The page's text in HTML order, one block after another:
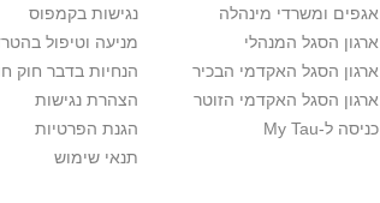
אגפים ומשרדי מינהלה
ארגון הסגל המנהלי
ארגון הסגל האקדמי הבכיר
ארגון הסגל האקדמי הזוטר
כניסה ל-My Tau
נגישות בקמפוס
מניעה וטיפול
הנחיות בדבר חוק
הצהרת נגישות
הגנת הפרטיות
תנאי שימוש